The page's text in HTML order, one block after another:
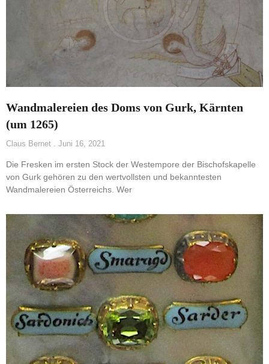
Wandmalereien des Doms von Gurk, Kärnten
(um 1265)
Claus Bernet Juni 16, 2021
Die Fresken im ersten Stock der Westempore der Bischofskapelle
von Gurk gehören zu den wertvollsten und bekanntesten
Wandmalereien Österreichs. Wer